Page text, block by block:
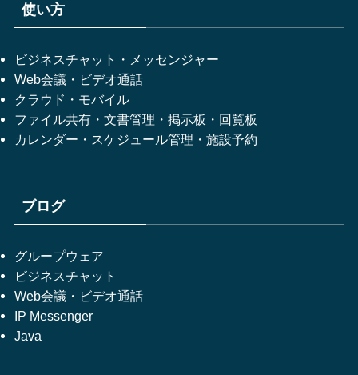
使い方
ビジネスチャット・メッセンジャー
Web会議・ビデオ通話
クラウド・モバイル
ファイル共有・文書管理・掲示板・回覧板
カレンダー・スケジュール管理・施設予約
ブログ
グループウェア
ビジネスチャット
Web会議・ビデオ通話
IP Messenger
Java